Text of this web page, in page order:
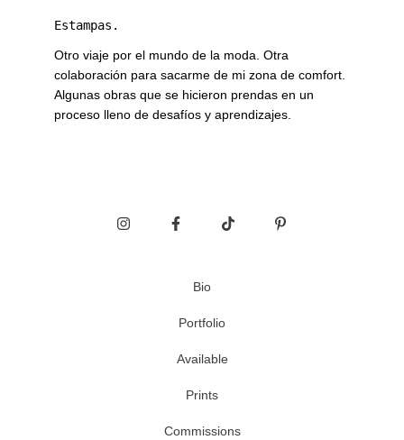
Estampas.
Otro viaje por el mundo de la moda. Otra
colaboración para sacarme de mi zona de comfort.
Algunas obras que se hicieron prendas en un
proceso lleno de desafíos y aprendizajes.
Bio
Portfolio
Available
Prints
Commissions